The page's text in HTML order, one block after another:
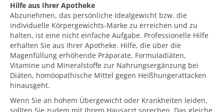
Hilfe aus Ihrer Apotheke
Abzunehmen, das persönliche Idealgewicht bzw. die
individuelle Körpergewichts-Marke zu erreichen und zu
halten, ist eine nicht einfache Aufgabe. Professionelle Hilfe
erhalten Sie aus Ihrer Apotheke. Hilfe, die über die
Magenfüllung erhöhende Präparate, Formuladiäten,
Vitamine und Mineralstoffe zur Nahrungsergänzung bei
Diäten, homöopathische Mittel gegen Heißhungerattacken
hinausgeht.
Wenn Sie an hohem Übergewicht oder Krankheiten leiden,